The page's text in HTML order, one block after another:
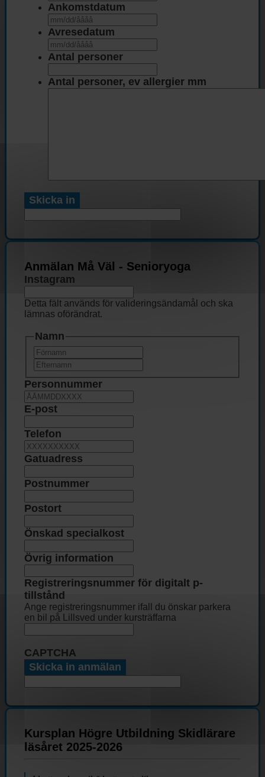
Ankomstdatum
snedstreck
DD
snedstreck
Avresedatum
snedstreck
DD
snedstreck
ÅÅÅÅ
Antal personer
Antal personer, ev allergier mm
Anmälan Må Väl - Senioryoga
Instagram
Detta fält används för valideringsändamål och ska
lämnas oförändrat.
Namn
Personnummer
E-post
Telefon
Gatuadress
Postnummer
Postort
Önskad specialkost
Övrig information
Registreringsnummer för digitalt p-
tillstånd
Ange registreringsnummer ifall du önskar parkera
en bil på Lillsved under kursträffarna
CAPTCHA
Kursplan Högre Utbildning Skidlärare
läsåret 2025-2026